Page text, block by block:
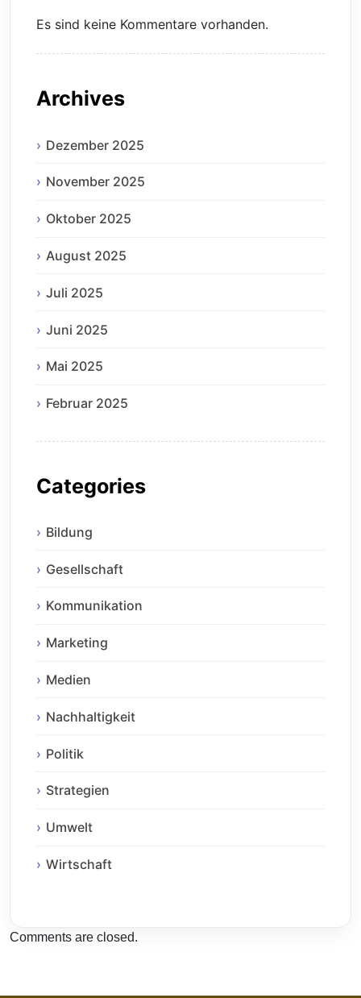
Es sind keine Kommentare vorhanden.
Archives
Dezember 2025
November 2025
Oktober 2025
August 2025
Juli 2025
Juni 2025
Mai 2025
Februar 2025
Categories
Bildung
Gesellschaft
Kommunikation
Marketing
Medien
Nachhaltigkeit
Politik
Strategien
Umwelt
Wirtschaft
Comments are closed.